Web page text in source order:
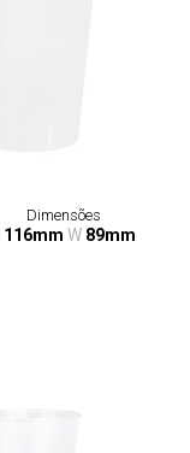
Dimensões
116mm W 89mm